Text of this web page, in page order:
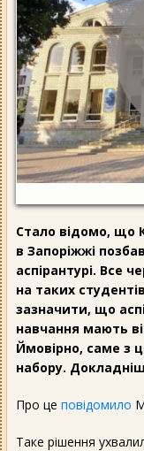
Стало відомо, що
в Запоріжжі
аспірантурі. Все
на таких
зазначити, що
навчання мають
Ймовірно, саме з
набору.
Про це повідомило
Таке рішення